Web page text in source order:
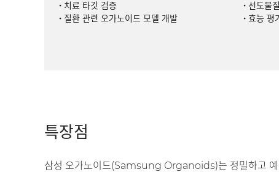
치료 타깃 검증
질환 관련 오가노이드 모델 개발
선도물
효능 평
특장점
삼성 오가노이드(Samsung Organoids)는 정밀하고 예